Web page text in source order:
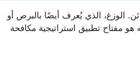
الوزغ، الذي يُعرف أيضًا بالبرص أو
مفتاح تطبيق استراتيجية مكافحة